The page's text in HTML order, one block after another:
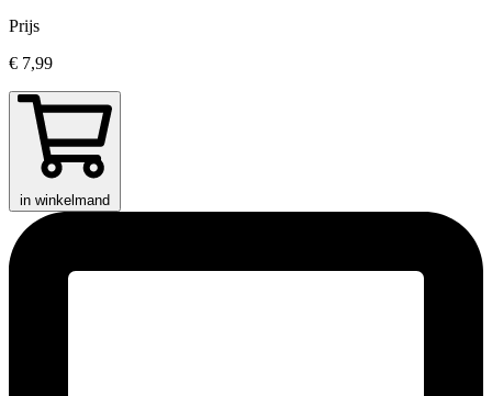
Prijs
€ 7,99
in winkelmand